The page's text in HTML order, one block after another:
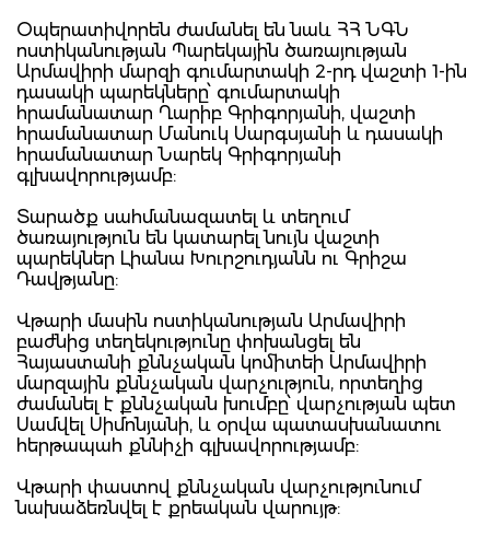
Օպերատիվորեն ժամանել են նաև ՀՀ ՆԳՆ
ոստիկանության Պարեկային ծառայության
Արմավիրի մարզի գումարտակի 2-րդ վաշտի 1-ին
դասակի պարեկները՝ գումարտակի
հրամանատար Ղարիբ Գրիգորյանի, վաշտի
հրամանատար Մանուկ Սարգսյանի և դասակի
հրամանատար Նարեկ Գրիգորյանի
գլխավորությամբ:
Տարածք սահմանազատել և տեղում
ծառայություն են կատարել նույն վաշտի
պարեկներ Լիանա Խուրշուդյանն ու Գրիշա
Դավթյանը:
Վթարի մասին ոստիկանության Արմավիրի
բաժնից տեղեկությունը փոխանցել են
Հայաստանի քննչական կոմիտեի Արմավիրի
մարզային քննչական վարչություն, որտեղից
ժամանել է քննչական խումբը՝ վարչության պետ
Սամվել Սիմոնյանի, և օրվա պատասխանատու
հերթապահ քննիչի գլխավորությամբ:
Վթարի փաստով քննչական վարչությունում
նախաձեռնվել է քրեական վարույթ: